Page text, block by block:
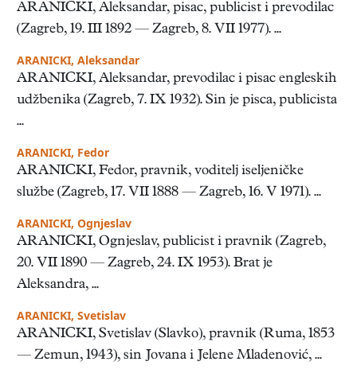
ARANICKI, Aleksandar, pisac, publicist i prevodilac
(Zagreb, 19. III 1892 — Zagreb, 8. VII 1977). ...
ARANICKI, Aleksandar
ARANICKI, Aleksandar, prevodilac i pisac engleskih
udžbenika (Zagreb, 7. IX 1932). Sin je pisca, publicista
...
ARANICKI, Fedor
ARANICKI, Fedor, pravnik, voditelj iseljeničke
službe (Zagreb, 17. VII 1888 — Zagreb, 16. V 1971). ...
ARANICKI, Ognjeslav
ARANICKI, Ognjeslav, publicist i pravnik (Zagreb,
20. VII 1890 — Zagreb, 24. IX 1953). Brat je
Aleksandra, ...
ARANICKI, Svetislav
ARANICKI, Svetislav (Slavko), pravnik (Ruma, 1853
— Zemun, 1943), sin Jovana i Jelene Mladenović, ...